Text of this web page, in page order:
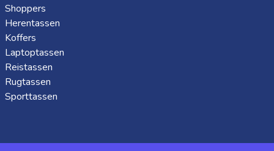
Shoppers
Herentassen
Koffers
Laptoptassen
Reistassen
Rugtassen
Sporttassen